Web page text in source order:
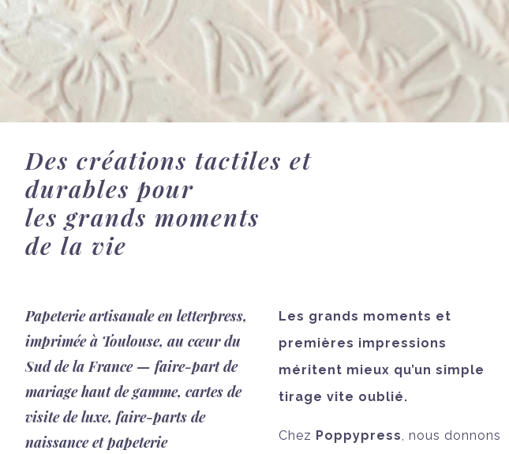
Des créations tactiles et
durables pour
les grands moments
de la vie
Papeterie artisanale en letterpress,
imprimée à Toulouse, au cœur du
Sud de la France — faire-part de
mariage haut de gamme, cartes de
visite de luxe, faire-parts de
naissance et papeterie
Les grands moments et
premières impressions
méritent mieux qu’un simple
tirage vite oublié.
Chez Poppypress, nous donnons